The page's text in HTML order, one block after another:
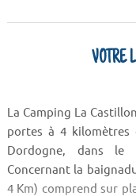
VOTRE
La Camping La
portes à 4 kilomètres
Dordogne, dans le
Concernant la
4 Km) comprend sur